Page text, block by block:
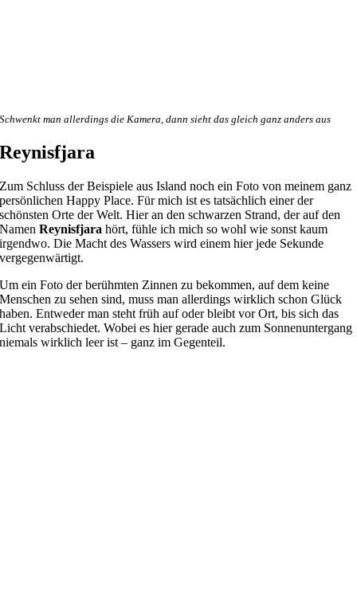
Schwenkt man allerdings die Kamera, dann sieht das gleich ganz anders aus
Reynisfjara
Zum Schluss der Beispiele aus Island noch ein Foto von meinem ganz
persönlichen Happy Place. Für mich ist es tatsächlich einer der
schönsten Orte der Welt. Hier an den schwarzen Strand, der auf den
NamenReynisfjara hört, fühle ich mich so wohl wie sonst kaum
irgendwo. Die Macht des Wassers wird einem hier jede Sekunde
vergegenwärtigt.
Um ein Foto der berühmten Zinnen zu bekommen, auf dem keine
Menschen zu sehen sind, muss man allerdings wirklich schon Glück
haben. Entweder man steht früh auf oder bleibt vor Ort, bis sich das
Licht verabschiedet. Wobei es hier gerade auch zum Sonnenuntergang
niemals wirklich leer ist – ganz im Gegenteil.